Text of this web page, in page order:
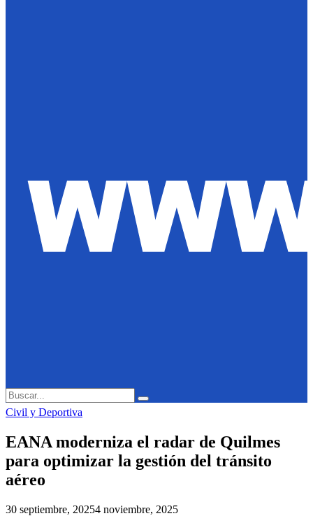
Search
for:
Search
Civil y Deportiva
EANA moderniza el radar de Quilmes
para optimizar la gestión del tránsito
aéreo
30 septiembre, 20254 noviembre, 2025